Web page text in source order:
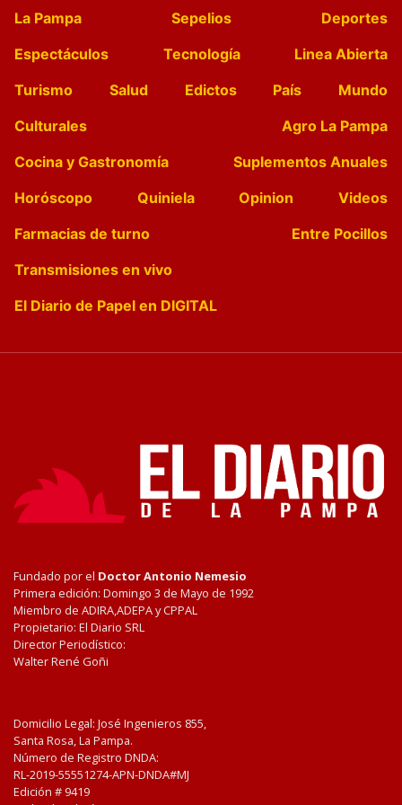
La Pampa Sepelios
Deportes
Espectáculos
Tecnología
Linea Abierta
Turismo
Salud Edictos País
Mundo
Culturales
Agro La Pampa
Cocina y Gastronomía
Suplementos Anuales
Horóscopo
Quiniela Opinion
Videos
Farmacias de turno
Entre Pocillos
Transmisiones en vivo
El Diario de Papel en DIGITAL
Fundado por el Doctor Antonio Nemesio
Primera edición: Domingo 3 de Mayo de 1992
Miembro de ADIRA,ADEPA y CPPAL
Propietario: El Diario SRL
Director Periodístico:
Walter René Goñi
Domicilio Legal: José Ingenieros 855,
Santa Rosa, La Pampa.
Número de Registro DNDA:
RL-2019-55551274-APN-DNDA#MJ
Edición # 9419